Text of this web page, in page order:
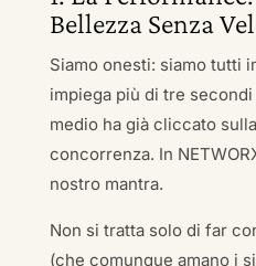
Bellezza Senza
Siamo onesti: siamo tutti
impiega più di tre secondi
medio ha già cliccato
concorrenza. In
nostro mantra.
Non si tratta solo di far
(che comunque amano i